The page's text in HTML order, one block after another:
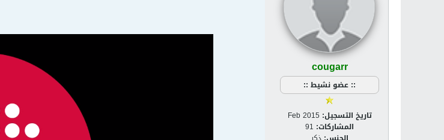
cougarr
:: عضو نشيط ::
تاريخ التسجيل: Feb 2015
المشاركات: 91